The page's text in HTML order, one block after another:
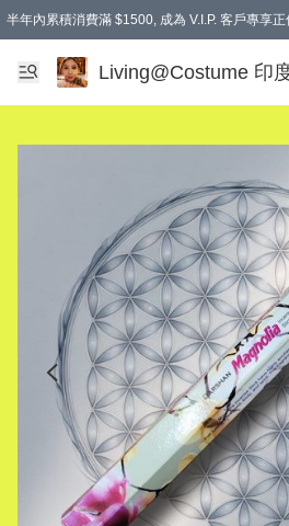
半年內累積消費滿 $1500, 成為 V.I.P. 客戶專享
滿$600免本地運費
Living@Costume 印